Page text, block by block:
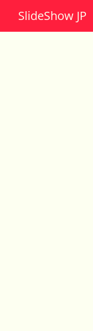
SlideShow JP